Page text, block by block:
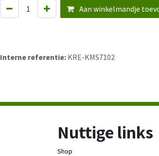
Aan winkelmandje
Interne referentie: KRE-KMS7102
Nuttige links
Shop